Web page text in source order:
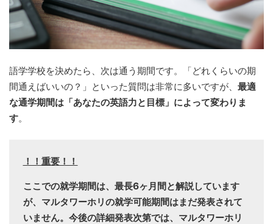
語学学校を決めたら、次は通う期間です。「どれくらいの期
間通えばいいの？」といった質問は非常に多いですが、 最適
な通学期間は「あなたの英語力と目標」によって変わりま
す。
！！重要！！
ここでの就学期間は、最長6ヶ月間と解説しています
が、マルタワーホリの就学可能期間はまだ発表されて
いません。今後の詳細発表次第では、マルタワーホリ